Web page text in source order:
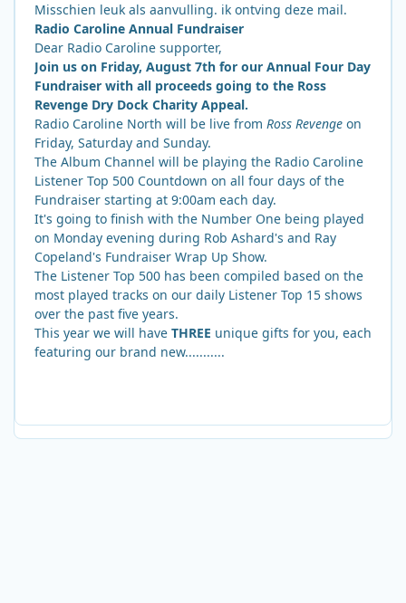
Misschien leuk als aanvulling. ik ontving deze mail.
Radio Caroline Annual Fundraiser
Dear Radio Caroline supporter,
Join us on Friday, August 7th for our Annual Four Day
Fundraiser with all proceeds going to the Ross
Revenge Dry Dock Charity Appeal.
Radio Caroline North will be live from Ross Revenge on
Friday, Saturday and Sunday.
The Album Channel will be playing the Radio Caroline
Listener Top 500 Countdown on all four days of the
Fundraiser starting at 9:00am each day.
It's going to finish with the Number One being played
on Monday evening during Rob Ashard's and Ray
Copeland's Fundraiser Wrap Up Show.
The Listener Top 500 has been compiled based on the
most played tracks on our daily Listener Top 15 shows
over the past five years.
This year we will have THREE unique gifts for you, each
featuring our brand new...........